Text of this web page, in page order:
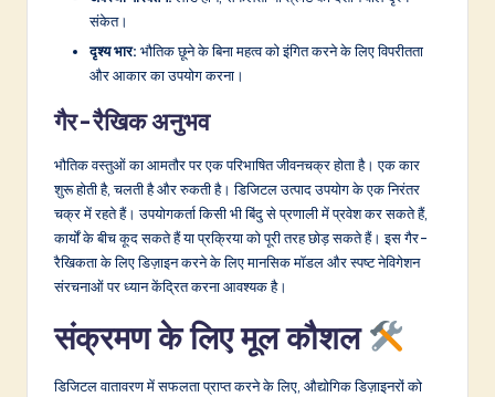
संकेत।
दृश्य भार: भौतिक छूने के बिना महत्व को इंगित करने के लिए विपरीतता
और आकार का उपयोग करना।
गैर-रैखिक अनुभव
भौतिक वस्तुओं का आमतौर पर एक परिभाषित जीवनचक्र होता है। एक कार
शुरू होती है, चलती है और रुकती है। डिजिटल उत्पाद उपयोग के एक निरंतर
चक्र में रहते हैं। उपयोगकर्ता किसी भी बिंदु से प्रणाली में प्रवेश कर सकते हैं,
कार्यों के बीच कूद सकते हैं या प्रक्रिया को पूरी तरह छोड़ सकते हैं। इस गैर-
रैखिकता के लिए डिज़ाइन करने के लिए मानसिक मॉडल और स्पष्ट नेविगेशन
संरचनाओं पर ध्यान केंद्रित करना आवश्यक है।
संक्रमण के लिए मूल कौशल
डिजिटल वातावरण में सफलता प्राप्त करने के लिए, औद्योगिक डिज़ाइनरों को